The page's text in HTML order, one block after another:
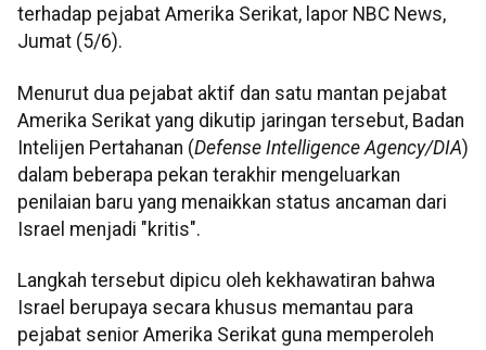
terhadap pejabat Amerika Serikat, lapor NBC News,
Jumat (5/6).
Menurut dua pejabat aktif dan satu mantan pejabat
Amerika Serikat yang dikutip jaringan tersebut, Badan
Intelijen Pertahanan (Defense Intelligence Agency/DIA)
dalam beberapa pekan terakhir mengeluarkan
penilaian baru yang menaikkan status ancaman dari
Israel menjadi "kritis".
Langkah tersebut dipicu oleh kekhawatiran bahwa
Israel berupaya secara khusus memantau para
pejabat senior Amerika Serikat guna memperoleh